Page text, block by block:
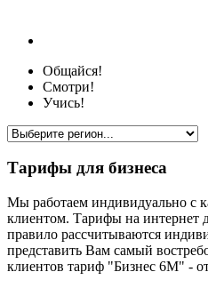
Общайся!
Смотри!
Учись!
Тарифы для бизнеса
Мы работаем индивидуально с
клиентом. Тарифы на интернет
правило рассчитываются
представить Вам самый
клиентов тариф "Бизнес 6М" -